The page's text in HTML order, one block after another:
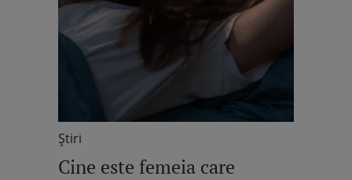
Știri
Cine este femeia care